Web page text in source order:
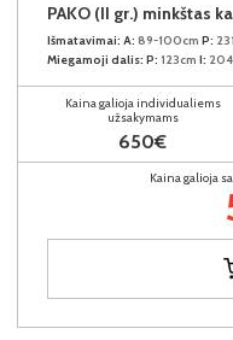
PAKO (II gr.) minkštas
Išmatavimai: A: 89-100cm P:
Miegamoji dalis: P: 123cm I:
Kaina galioja individualiems
užsakymams
650€
Kaina galioja